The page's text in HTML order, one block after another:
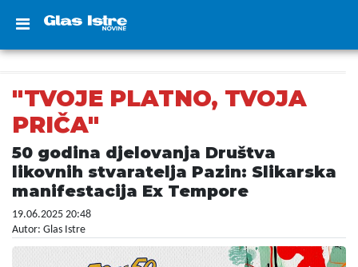
"TVOJE PLATNO, TVOJA
PRIČA"
50 godina djelovanja Društva
likovnih stvaratelja Pazin: Slikarska
manifestacija Ex Tempore
19.06.2025 20:48
Autor: Glas Istre